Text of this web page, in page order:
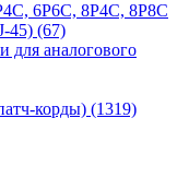
6P6C, 8P4C, 8P8C
45) (67)
для аналогового
корды) (1319)